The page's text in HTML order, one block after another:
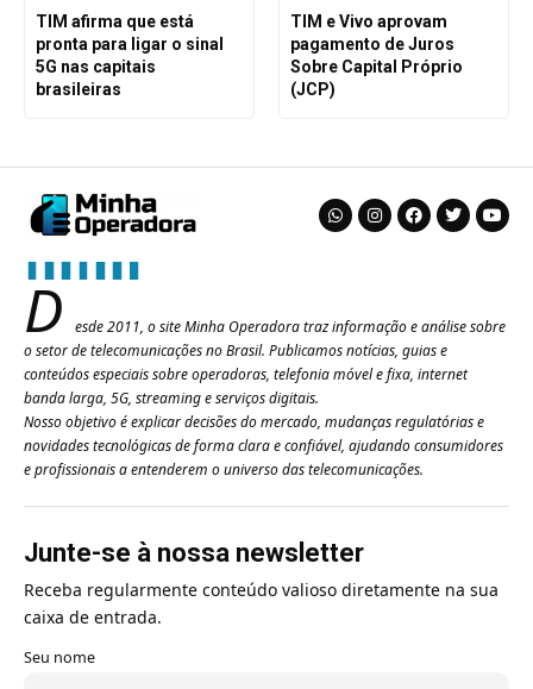
TIM afirma que está
pronta para ligar o sinal
5G nas capitais
brasileiras
TIM e Vivo aprovam
pagamento de Juros
Sobre Capital Próprio
(JCP)
D
esde 2011, o site Minha Operadora traz informação e análise sobre
o setor de telecomunicações no Brasil. Publicamos notícias, guias e
conteúdos especiais sobre operadoras, telefonia móvel e fixa, internet
banda larga, 5G, streaming e serviços digitais.
Nosso objetivo é explicar decisões do mercado, mudanças regulatórias e
novidades tecnológicas de forma clara e confiável, ajudando consumidores
e profissionais a entenderem o universo das telecomunicações.
Junte-se à nossa newsletter
Receba regularmente conteúdo valioso diretamente na sua
caixa de entrada.
Seu nome